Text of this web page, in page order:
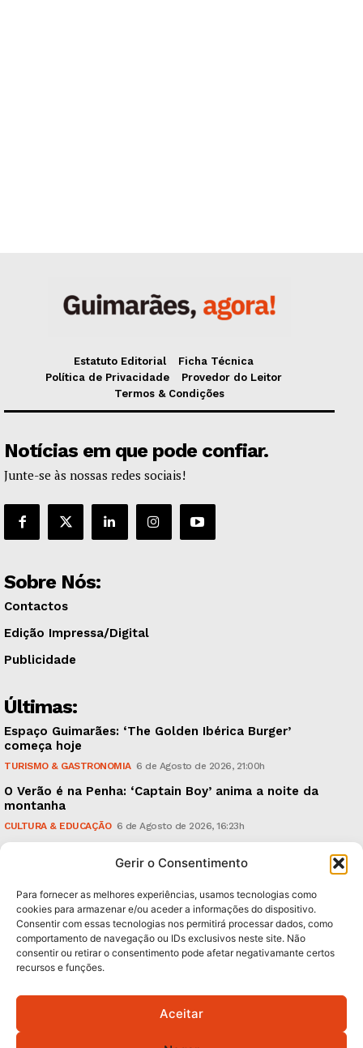
Gerir o Consentimento
Para fornecer as melhores experiências, usamos tecnologias como
cookies para armazenar e/ou aceder a informações do dispositivo.
Consentir com essas tecnologias nos permitirá processar dados, como
comportamento de navegação ou IDs exclusivos neste site. Não
consentir ou retirar o consentimento pode afetar negativamante certos
recursos e funções.
Aceitar
Estatuto Editorial
Ficha Técnica
Política de Privacidade
Provedor do Leitor
Termos & Condições
Notícias em que pode confiar.
Junte-se às nossas redes sociais!
Sobre Nós:
Contactos
Edição Impressa/Digital
Publicidade
Últimas:
Espaço Guimarães: ‘The Golden Ibérica Burger’
começa hoje
TURISMO & GASTRONOMIA 6 de Agosto de 2026, 21:00h
O Verão é na Penha: ‘Captain Boy’ anima a noite da
montanha
CULTURA & EDUCAÇÃO 6 de Agosto de 2026, 16:23h
em causa”, garante Ricardo Araújo
Subscreva Newsletter:
QUERO ADERIR